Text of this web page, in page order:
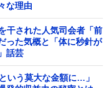
な理由
干された人気司会者「前
た気概と「体に秒針が
話芸
という莫大な金額に…」